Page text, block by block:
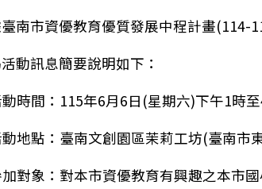
南市資優教育優質發展中程計畫(114-
動訊息簡要說明如下：
時間：115年6月6日(星期六)下午1時至
地點：臺南文創園區茉莉工坊(臺南市
對象：對本市資優教育有興趣之本市